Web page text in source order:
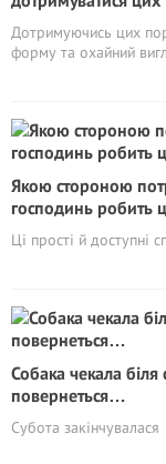
Дотримуючись цих
форму та охайний
Якою стороною
господинь робить
Ці прості й доступні
Собака чекала
повернеться…
Субота закінчувалася